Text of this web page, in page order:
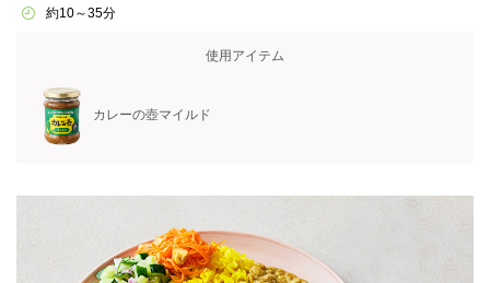
約10～35分
使用アイテム
カレーの壺マイルド